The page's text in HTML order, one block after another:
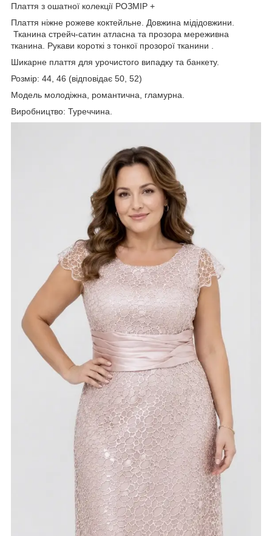
Плаття з ошатної колекції РОЗМІР +
Плаття ніжне рожеве коктейльне. Довжина мідідовжини.
Тканина стрейч-сатин атласна та прозора мереживна
тканина. Рукави короткі з тонкої прозорої тканини .
Шикарне плаття для урочистого випадку та банкету.
Розмір: 44, 46 (відповідає 50, 52)
Модель молодіжна, романтична, гламурна.
Виробництво: Туреччина.